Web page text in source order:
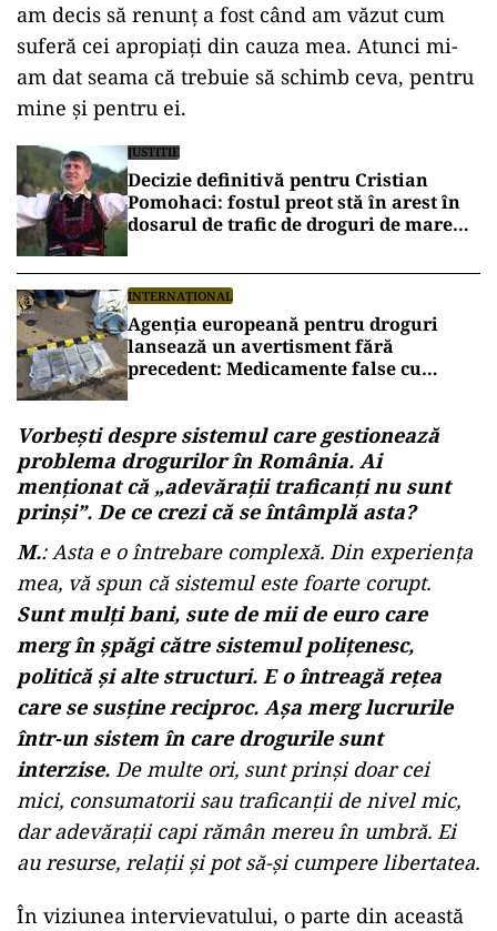
am decis să renunț a fost când am văzut cum
suferă cei apropiați din cauza mea. Atunci mi-
am dat seama că trebuie să schimb ceva, pentru
mine și pentru ei.
JUSTITIE
Decizie definitivă pentru Cristian
Pomohaci: fostul preot stă în arest în
dosarul de trafic de droguri de mare
INTERNAȚIONAL
Agenția europeană pentru droguri
lansează un avertisment fără
precedent: Medicamente false cu
Vorbești despre sistemul care gestionează
problema drogurilor în România. Ai
menționat că „adevărații traficanți nu sunt
prinși”. De ce crezi că se întâmplă asta?
M.: Asta e o întrebare complexă. Din experiența
mea, vă spun că sistemul este foarte corupt.
Sunt mulți bani, sute de mii de euro care
merg în șpăgi către sistemul polițenesc,
politică și alte structuri. E o întreagă rețea
care se susține reciproc. Așa merg lucrurile
într-un sistem în care drogurile sunt
interzise. De multe ori, sunt prinși doar cei
mici, consumatorii sau traficanții de nivel mic,
dar adevărații capi rămân mereu în umbră. Ei
au resurse, relații și pot să-și cumpere libertatea.
În viziunea intervievatului, o parte din această